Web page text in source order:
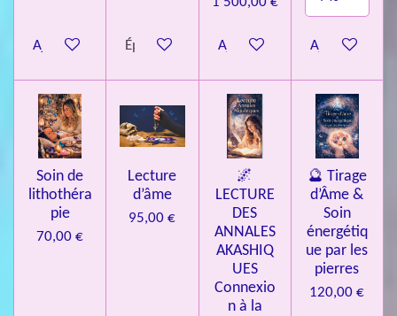
Ajouter au panierÉpuisé Ajouter au panierAjouter au
Soin de
lithothéra
pie
70,00 €
Lecture
d’âme
95,00 €
🌌
LECTURE
DES
ANNALES
AKASHIQ
UES
Connexio
n à la
🔮 Tirage
d’Âme &
Soin
énergétiq
ue par les
pierres
120,00 €